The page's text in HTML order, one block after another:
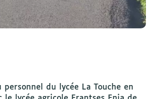
personnel du lycée La Touche en